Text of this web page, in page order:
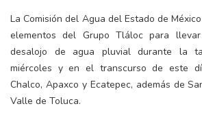
La Comisión del Agua del Estado de
elementos del Grupo Tláloc para
desalojo de agua pluvial durante la
miércoles y en el transcurso de este
Chalco, Apaxco y Ecatepec, además de
Valle de Toluca.